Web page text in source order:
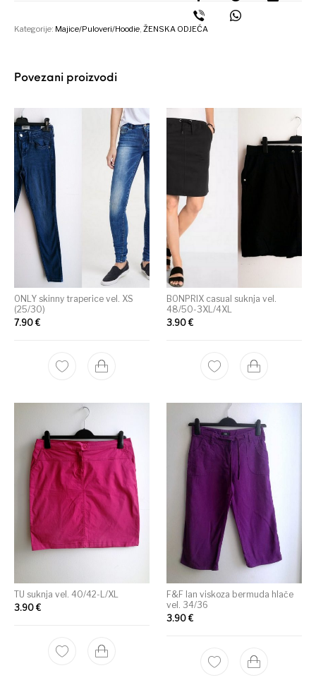
Kategorije: Majice/Puloveri/Hoodie ,ŽENSKA ODJEĆA
Povezani proizvodi
ONLY skinny traperice vel. XS
(25/30)
7.90€
BONPRIX casual suknja vel.
48/50-3XL/4XL
3.90 €
TU suknja vel. 40/42-L/XL
3.90€
F&F lan viskoza bermuda hlače
vel. 34/36
3.90 €